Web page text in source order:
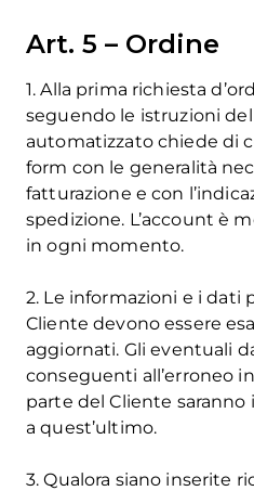
Art. 5 – Ordine
1. Alla prima richiesta
seguendo le istruzioni
automatizzato chiede di
form con le generalità
fatturazione e con
spedizione. L’account è
in ogni momento.
2. Le informazioni e i dati
Cliente devono essere
aggiornati. Gli eventuali
conseguenti all’erroneo
parte del Cliente
a quest’ultimo.
3. Qualora siano inserite